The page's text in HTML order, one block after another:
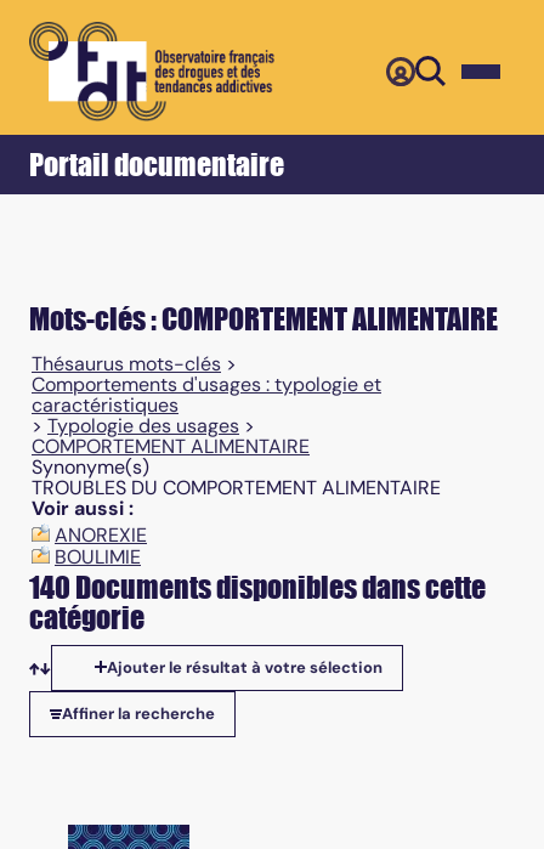
Portail documentaire
Accueil Retour
Mots-clés : COMPORTEMENT ALIMENTAIRE
Thésaurus mots-clés >
Comportements d'usages : typologie et
caractéristiques
> Typologie des usages >
COMPORTEMENT ALIMENTAIRE
Synonyme(s)
TROUBLES DU COMPORTEMENT ALIMENTAIRE
Voir aussi :
ANOREXIE
BOULIMIE
140 Documents disponibles dans cette
catégorie
Tris disponibles
Ajouter le résultat à votre sélection
Affiner la recherche